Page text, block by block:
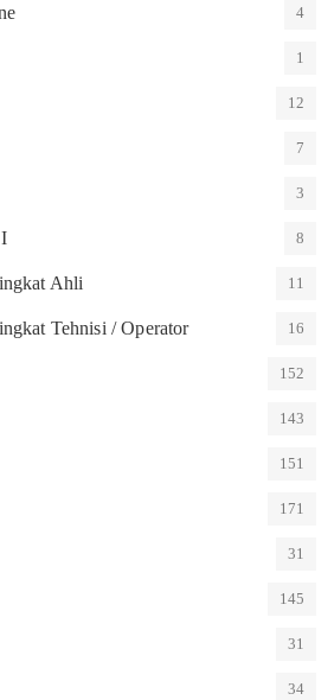
4
1
12
7
3
8
Ahli 11
Tehnisi / Operator 16
152
143
151
171
31
145
31
34